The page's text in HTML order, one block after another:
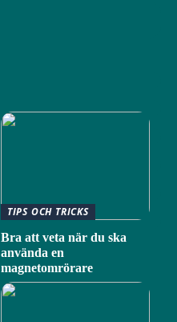
TIPS OCH TRICKS
Bra att veta när du ska
använda en
magnetomrörare